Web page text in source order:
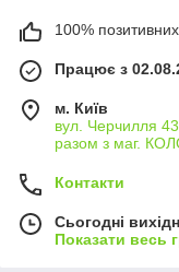
100% позитивних
Працює з
м. Київ
вул. Черчилля
разом з маг.
Контакти
Сьогодні
Показати весь